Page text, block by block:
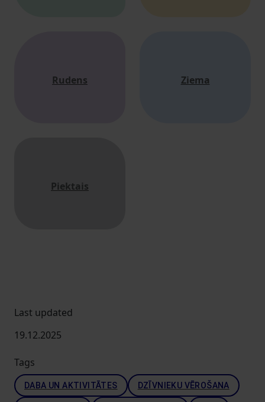
Rudens Ziema
Piektais
Last updated
19.12.2025
Tags
DABA UN AKTIVITĀTES DZĪVNIEKU VĒROŠANA